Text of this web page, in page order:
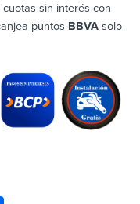
sin interés con
puntos BBVA solo